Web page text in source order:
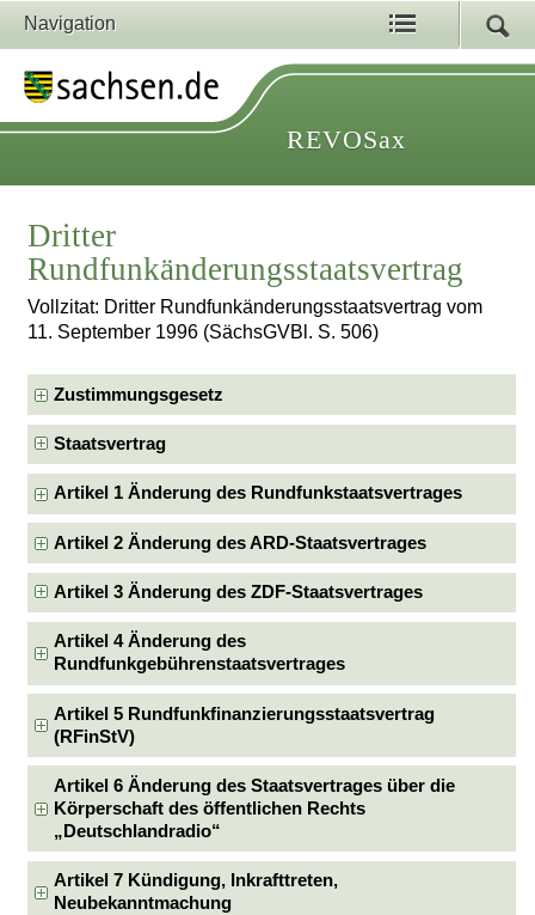
Navigation
REVOSax
Dritter
Rundfunkänderungsstaatsvertrag
Vollzitat: Dritter Rundfunkänderungsstaatsvertrag vom
11. September 1996 (SächsGVBl. S. 506)
Zustimmungsgesetz
Staatsvertrag
Artikel 1 Änderung des Rundfunkstaatsvertrages
Artikel 2 Änderung des ARD-Staatsvertrages
Artikel 3 Änderung des ZDF-Staatsvertrages
Artikel 4 Änderung des
Rundfunkgebührenstaatsvertrages
Artikel 5 Rundfunkfinanzierungsstaatsvertrag
(RFinStV)
Artikel 6 Änderung des Staatsvertrages über die
Körperschaft des öffentlichen Rechts
„Deutschlandradio“
Artikel 7 Kündigung, Inkrafttreten,
Neubekanntmachung